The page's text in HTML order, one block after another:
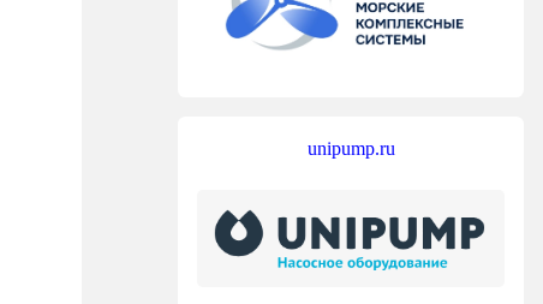
unipump.ru